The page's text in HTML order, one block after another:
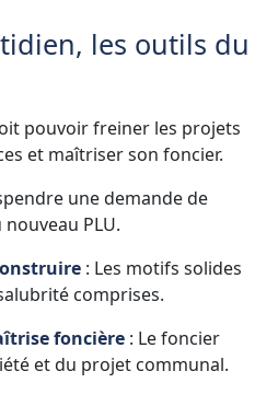
les outils du
pouvoir freiner les projets
et maîtriser son foncier.
une demande de
PLU.
: Les motifs solides
comprises.
foncière : Le foncier
et du projet communal.